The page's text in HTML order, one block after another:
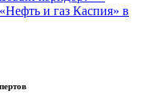
и газ Каспия» в